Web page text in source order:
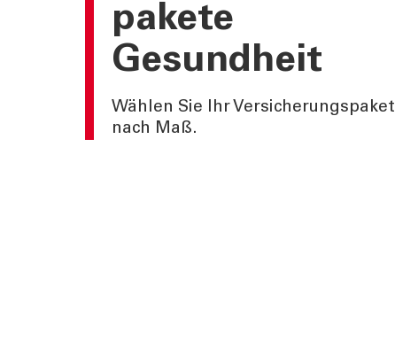
pakete
Gesundheit
Wählen Sie Ihr Versicherungspaket
nach Maß.